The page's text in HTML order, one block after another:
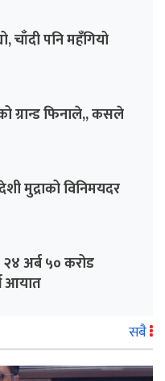
पनि महँगियो
ग्रान्ड फिनाले,, कसले
मुद्राको विनिमयदर
२४ अर्ब ५० करोड
आयात
सबै